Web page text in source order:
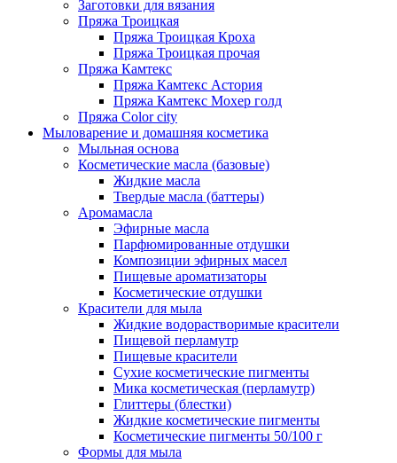
Заготовки для вязания
Пряжа Троицкая
Пряжа Троицкая Кроха
Пряжа Троицкая прочая
Пряжа Камтекс
Пряжа Камтекс Астория
Пряжа Камтекс Мохер голд
Пряжа Color city
Мыловарение и домашняя косметика
Мыльная основа
Косметические масла (базовые)
Жидкие масла
Твердые масла (баттеры)
Аромамасла
Эфирные масла
Парфюмированные отдушки
Композиции эфирных масел
Пищевые ароматизаторы
Косметические отдушки
Красители для мыла
Жидкие водорастворимые красители
Пищевой перламутр
Пищевые красители
Сухие косметические пигменты
Мика косметическая (перламутр)
Глиттеры (блестки)
Жидкие косметические пигменты
Косметические пигменты 50/100 г
Формы для мыла